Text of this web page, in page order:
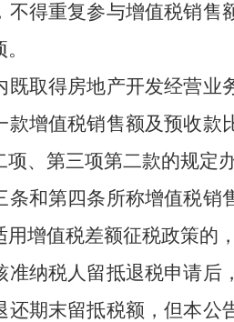
不得重复参与增值税销
得房地产开发经营业
款增值税销售额及预收
、第三项第二款的规定办
第四条所称增值税销
增值税差额征税政策的
税人留抵退税申请后
还期末留抵税额，但本公